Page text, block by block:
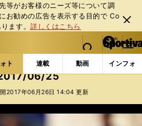
等がお客様のニーズ等について調
お勧めの広告を表⽰する⽬的で Co
ます。詳しくはこちら
閉じ
る
web Sportiva (webスポルティーバ)
検索
マイペ
ー
ジ
メニュ
ト 連載 動画 インフォ
コラムフォト コラムフォト
06/25
2017年06月26日 14:04 更新